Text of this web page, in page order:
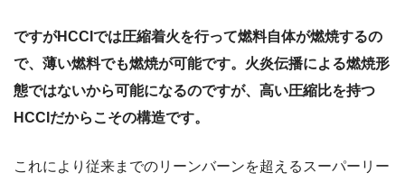
ですがHCCIでは圧縮着火を行って燃料自体が燃焼するの
で、薄い燃料でも燃焼が可能です。火炎伝播による燃焼形
態ではないから可能になるのですが、高い圧縮比を持つ
HCCIだからこその構造です。
これにより従来までのリーンバーンを超えるスーパーリー